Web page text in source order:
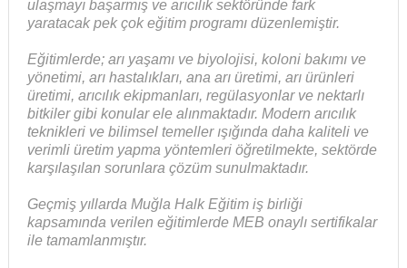
ulaşmayı başarmış ve arıcılık sektöründe fark
yaratacak pek çok eğitim programı düzenlemiştir.
Eğitimlerde; arı yaşamı ve biyolojisi, koloni bakımı ve
yönetimi, arı hastalıkları, ana arı üretimi, arı ürünleri
üretimi, arıcılık ekipmanları, regülasyonlar ve nektarlı
bitkiler gibi konular ele alınmaktadır. Modern arıcılık
teknikleri ve bilimsel temeller ışığında daha kaliteli ve
verimli üretim yapma yöntemleri öğretilmekte, sektörde
karşılaşılan sorunlara çözüm sunulmaktadır.
Geçmiş yıllarda Muğla Halk Eğitim iş birliği
kapsamında verilen eğitimlerde MEB onaylı sertifikalar
ile tamamlanmıştır.